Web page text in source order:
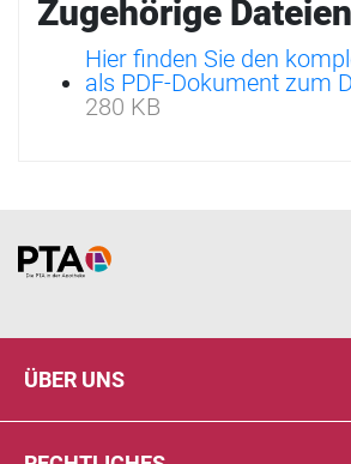
Zugehörige Dateien
Hier finden Sie den
als PDF-Dokument zum
280 KB
Home
ÜBER UNS